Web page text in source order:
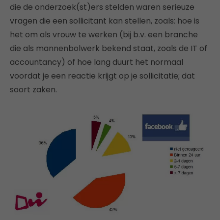
die de onderzoek(st)ers stelden waren serieuze
vragen die een sollicitant kan stellen, zoals: hoe is
het om als vrouw te werken (bij b.v. een branche
die als mannenbolwerk bekend staat, zoals de IT of
accountancy) of hoe lang duurt het normaal
voordat je een reactie krijgt op je sollicitatie; dat
soort zaken.